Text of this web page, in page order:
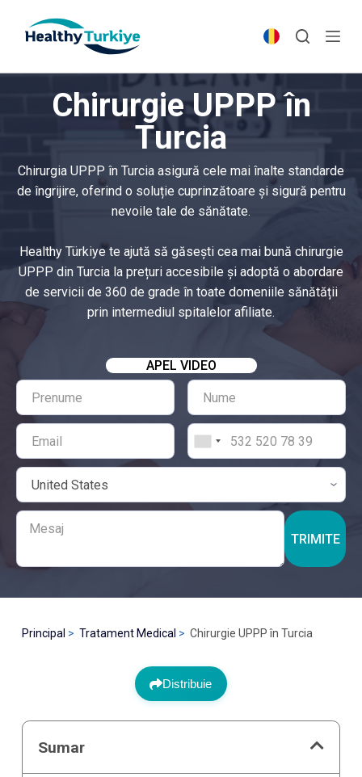
p
n
t
Chirurgie UPPP în
Turcia
Chirurgia UPPP în Turcia asigură cele mai înalte standarde
de îngrijire, oferind o soluție cuprinzătoare și sigură pentru
nevoile tale de sănătate.
Healthy Türkiye te ajută să găsești cea mai bună chirurgie
UPPP din Turcia la prețuri accesibile și adoptă o abordare
de servicii de 360 de grade în toate domeniile sănătății
prin intermediul spitalelor afiliate.
APEL VIDEO
TRIMITE
Principal Tratament Medical Chirurgie UPPP în Turcia
Distribuie
Sumar